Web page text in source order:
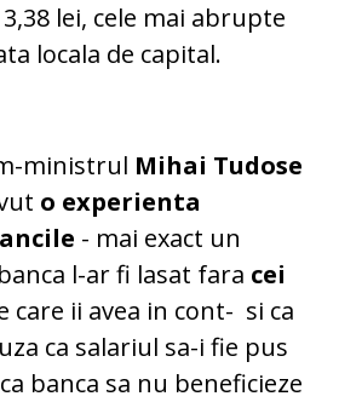
lei, cele mai abrupte
locala de capital.
ministrul Mihai Tudose
o experienta
- mai exact un
l-ar fi lasat fara cei
care ii avea in cont- si ca
ca salariul sa-i fie pus
banca sa nu beneficieze